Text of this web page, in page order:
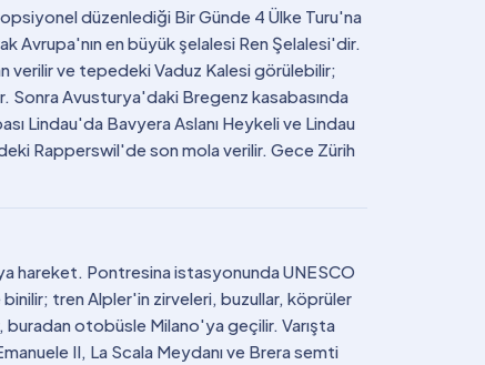
düzenlediği Bir Günde 4 Ülke Turu'na
Avrupa'nın en büyük şelalesi Ren Şelalesi'dir.
verilir ve tepedeki Vaduz Kalesi görülebilir;
Sonra Avusturya'daki Bregenz kasabasında
Lindau'da Bavyera Aslanı Heykeli ve Lindau
Rapperswil'de son mola verilir. Gece Zürih
hareket. Pontresina istasyonunda UNESCO
binilir; tren Alpler'in zirveleri, buzullar, köprüler
buradan otobüsle Milano'ya geçilir. Varışta
II, La Scala Meydanı ve Brera semti